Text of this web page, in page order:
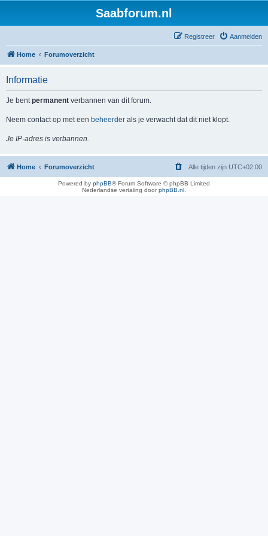
Saabforum.nl
Aanmelden
Registreer
Home Forumoverzicht
Informatie
Je bentpermanent verbannen van dit forum.
Neem contact op met een beheerder als je verwacht dat dit niet klopt.
Je IP-adres is verbannen.
Home Forumoverzicht Alle tijden zijn UTC+02:00
Powered by phpBB® Forum Software © phpBB Limited
Nederlandse vertaling doorphpBB.nl